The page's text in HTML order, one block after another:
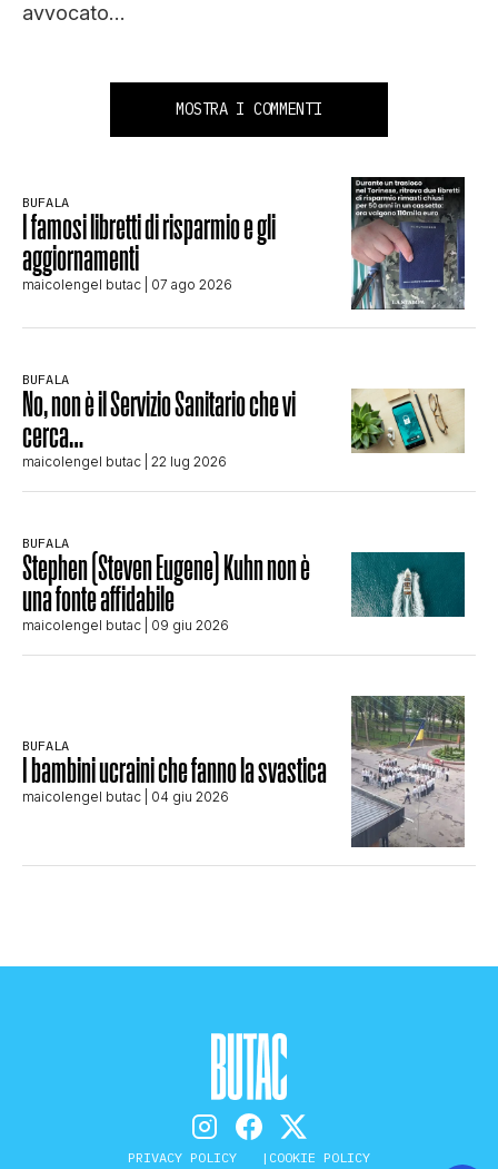
avvocato…
MOSTRA I COMMENTI
BUFALA
I famosi libretti di risparmio e gli
aggiornamenti
maicolengel butac | 07 ago 2026
BUFALA
No, non è il Servizio Sanitario che vi
cerca…
maicolengel butac | 22 lug 2026
BUFALA
Stephen (Steven Eugene) Kuhn non è
una fonte affidabile
maicolengel butac | 09 giu 2026
BUFALA
I bambini ucraini che fanno la svastica
maicolengel butac | 04 giu 2026
PRIVACY POLICY COOKIE POLICY